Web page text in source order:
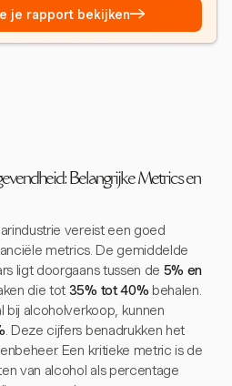
je rapport bekijken→
Belangrijke Metrics en
vereist een goed
metrics. De gemiddelde
ligt doorgaans tussen de 5% en
die tot 35% tot 40% behalen.
bij alcoholverkoop, kunnen
. Deze cijfers benadrukken het
Een kritieke metric is de
van alcohol als percentage